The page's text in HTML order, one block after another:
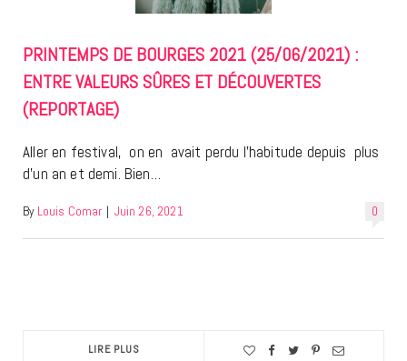
PRINTEMPS DE BOURGES 2021 (25/06/2021) :
ENTRE VALEURS SÛRES ET DÉCOUVERTES
(REPORTAGE)
Aller en festival, on en avait perdu l’habitude depuis plus
d’un an et demi. Bien…
0
By Louis Comar | Juin 26, 2021
LIRE PLUS